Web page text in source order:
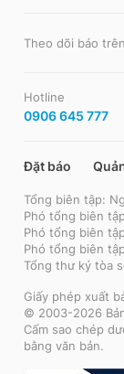
Theo dõi báo trên
Hotline
0906 645 777
Đặt báo
Tổng biên tập:
Phó tổng biên
Phó tổng biên
Phó tổng biên
Tổng thư ký tòa
Giấy phép xuất
© 2003-2026
Cấm sao chép
bằng văn bản.